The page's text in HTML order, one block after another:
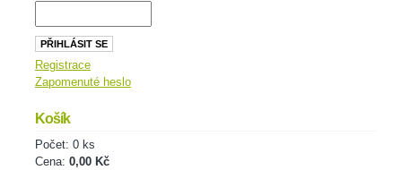
Registrace
Zapomenuté heslo
Košík
Počet: 0 ks
Cena: 0,00 Kč